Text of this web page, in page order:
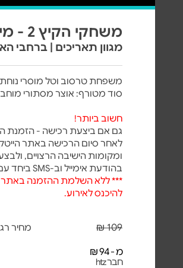
משחקי הקיץ 2 - מירוץ האוצר האבוד
מגוון תאריכים | ברחבי
משפחת טרסוב וטל מוסרי
סוד מטורף: אוצר מסתורי
חשוב ביותר!
גם אם ביצעת רכישה - הזמנת
לאחר סיום הרכישה באתר
ומקומות הישיבה הרצויים,
בהודעת אימייל וב-SMS ביחד עם אישור ההזמנה.
*** ללא השלמת ההזמנה באתר
להיכנס לאירוע.
109 ₪ מחיר
מ - 94 ₪
חבר htz